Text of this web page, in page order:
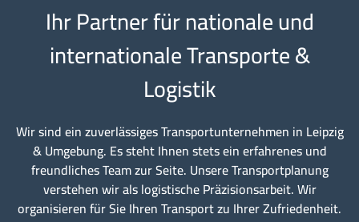
Ihr Partner für nationale und
internationale Transporte &
Logistik
Wir sind ein zuverlässiges Transportunternehmen in Leipzig
& Umgebung. Es steht Ihnen stets ein erfahrenes und
freundliches Team zur Seite. Unsere Transportplanung
verstehen wir als logistische Präzisionsarbeit. Wir
organisieren für Sie Ihren Transport zu Ihrer Zufriedenheit.